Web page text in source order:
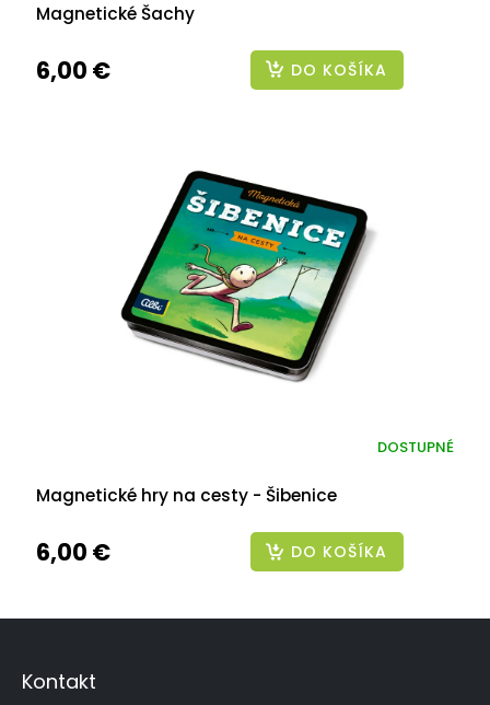
Magnetické Šachy
6,00 € DO KOŠÍKA
Magnetické hry na cesty - Šibenice
DOSTUPNÉ
6,00 € DO KOŠÍKA
Kontakt